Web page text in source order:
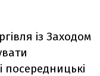
із Заходом
посередницькі